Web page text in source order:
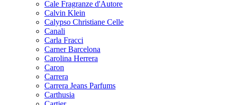
Cale Fragranze d'Autore
Calvin Klein
Calypso Christiane Celle
Canali
Carla Fracci
Carner Barcelona
Carolina Herrera
Caron
Carrera
Carrera Jeans Parfums
Carthusia